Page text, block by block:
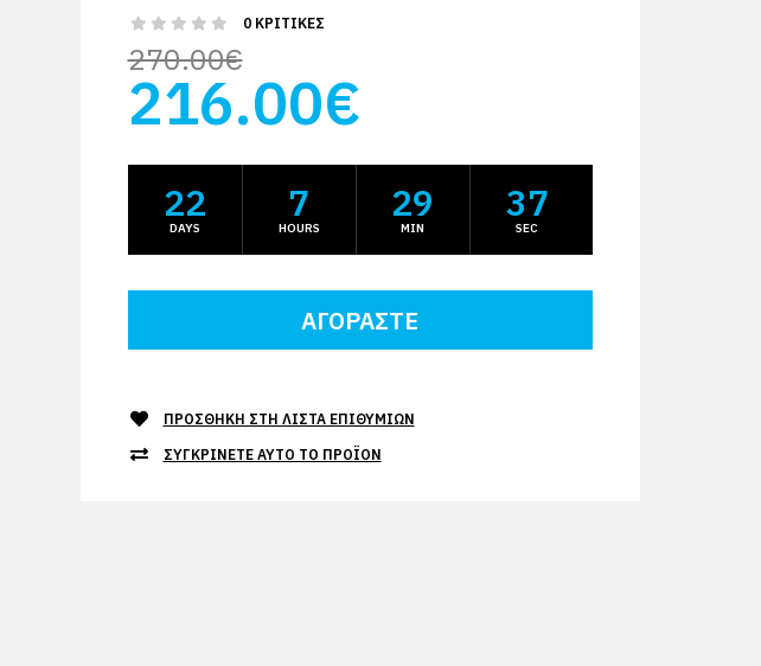
0 ΚΡΙΤΙΚΈΣ
270.00€
216.00€
22
DAYS
7
HOURS
29
MIN
36
SEC
ΠΡΟΣΘΉΚΗ ΣΤΗ ΛΊΣΤΑ ΕΠΙΘΥΜΙΏΝ
ΣΥΓΚΡΊΝΕΤΕ ΑΥΤΌ ΤΟ ΠΡΟΪΌΝ